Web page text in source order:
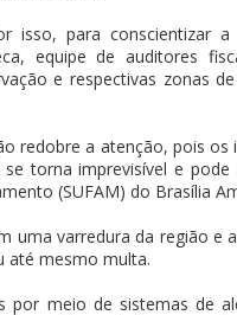
isso, para conscientizar
equipe de auditores
e respectivas zonas
redobre a atenção, pois
torna imprevisível e pode
(SUFAM) do Brasília
uma varredura da região e
até mesmo multa.
meio de sistemas de